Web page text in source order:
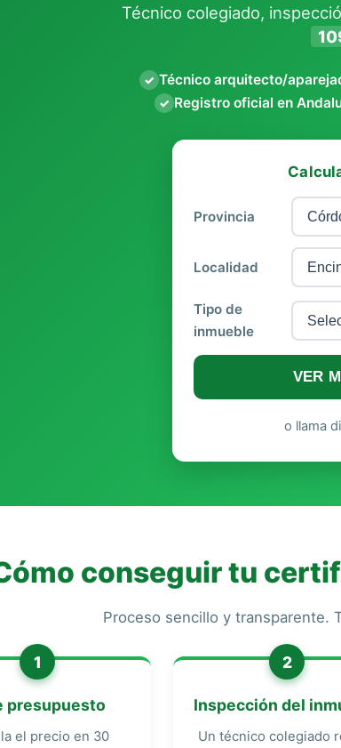
Técnico colegiado,
✓ Técnico arquitecto/
✓ Registro oficial en
Provincia
Localidad
Tipo de
inmueble
VER
o llama
conseguir tu
Proceso sencillo y transparente.
1
presupuesto
el precio en 30
2
Inspección del
Un técnico colegiado